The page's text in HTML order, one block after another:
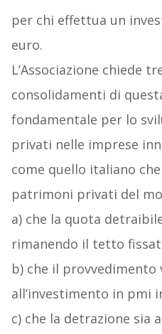
per chi effettua un
euro.
L’Associazione chiede
consolidamenti di
fondamentale per lo
privati nelle imprese
come quello italiano
patrimoni privati del
a) che la quota
rimanendo il tetto
b) che il provvedimento
all’investimento in pmi
c) che la detrazione sia